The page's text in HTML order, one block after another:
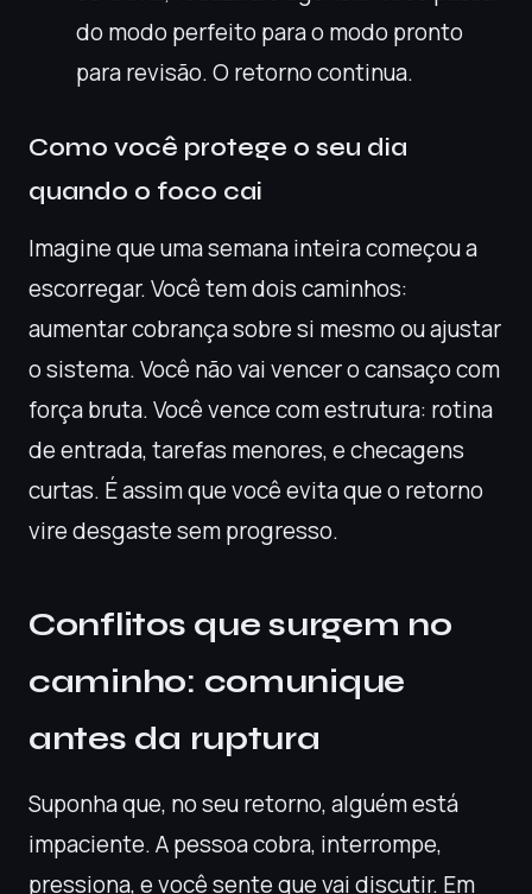
do modo perfeito para o modo pronto
para revisão. O retorno continua.
Como você protege o seu dia
quando o foco cai
Imagine que uma semana inteira começou a
escorregar. Você tem dois caminhos:
aumentar cobrança sobre si mesmo ou ajustar
o sistema. Você não vai vencer o cansaço com
força bruta. Você vence com estrutura: rotina
de entrada, tarefas menores, e checagens
curtas. É assim que você evita que o retorno
vire desgaste sem progresso.
Conflitos que surgem no
caminho: comunique
antes da ruptura
Suponha que, no seu retorno, alguém está
impaciente. A pessoa cobra, interrompe,
pressiona, e você sente que vai discutir. Em